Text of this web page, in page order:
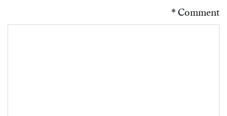
Comment
*